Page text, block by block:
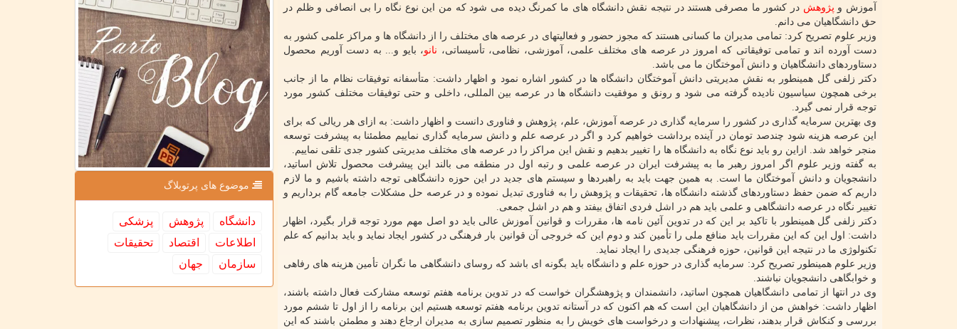
آموزش و پژوهش در کشور ما مصرفی هستند در نتیجه نقش دانشگاه های ما کمرنگ دیده می شود که من این نوع نگاه را بی انصافی و ظلم در
حق دانشگاهیان می دانم.
وزیر علوم تصریح کرد: تمامی مدیران ما کسانی هستند که مجوز حضور و فعالیتهای در عرصه های مختلف را از دانشگاه ها و مراکز علمی کشور به
دست آورده اند و تمامی توفیقاتی که امروز در عرصه های مختلف علمی، آموزشی، نظامی، تأسیساتی، نانو، بایو و... به دست آوریم محصول
دستاوردهای دانشگاهیان و دانش آموختگان ما می باشد.
دکتر زلفی گل همینطور به نقش مدیریتی دانش آموختگان دانشگاه ها در کشور اشاره نمود و اظهار داشت: متأسفانه توفیقات نظام ما از جانب
برخی همچون سیاسیون نادیده گرفته می شود و رونق و موفقیت دانشگاه ها در عرصه بین المللی، داخلی و حتی توفیقات مختلف کشور مورد
توجه قرار نمی گیرد.
وی بهترین سرمایه گذاری در کشور را سرمایه گذاری در عرصه آموزش، علم، پژوهش و فناوری دانست و اظهار داشت: به ازای هر ریالی که برای
این عرصه هزینه شود چندصد تومان در آینده برداشت خواهیم کرد و اگر در عرصه علم و دانش سرمایه گذاری نماییم مطمئنا به پیشرفت توسعه
منجر خواهد شد. ازاین رو باید نوع نگاه به دانشگاه ها را تغییر بدهیم و نقش این مراکز را در عرصه های مختلف مدیریتی کشور جدی تلقی نماییم.
به گفته وزیر علوم اگر امروز رهبر ما به پیشرفت ایران در عرصه علمی و رتبه اول در منطقه می بالند این پیشرفت محصول تلاش اساتید،
دانشجویان و دانش آموختگان ما است. به همین جهت باید به راهبردها و سیستم های جدید در این حوزه دانشگاهی توجه داشته باشیم و ما لازم
داریم که ضمن حفظ دستاوردهای گذشته دانشگاه ها، تحقیقات و پژوهش را به فناوری تبدیل نموده و در عرصه حل مشکلات جامعه گام برداریم و
تغییر نگاه در عرصه دانشگاهی و علمی باید هم در اشل فردی اتفاق بیفتد و هم در اشل جمعی.
دکتر زلفی گل همینطور با تاکید بر این که در تدوین آئین نامه ها، مقررات و قوانین آموزش عالی باید دو اصل مهم مورد توجه قرار بگیرد، اظهار
داشت: اول این که این مقررات باید منافع ملی را تأمین کند و دوم این که خروجی آن قوانین بار فرهنگی در کشور ایجاد نماید و باید بدانیم که علم
تکنولوژی ما در نتیجه این قوانین، حوزه فرهنگی جدیدی را ایجاد نماید.
وزیر علوم همینطور تصریح کرد: سرمایه گذاری در حوزه علم و دانشگاه باید بگونه ای باشد که روسای دانشگاهی ما نگران تأمین هزینه های رفاهی
و خوابگاهی دانشجویان نباشند.
وی در انتها از تمامی دانشگاهیان همچون اساتید، دانشمندان و پژوهشگران خواست که در تدوین برنامه هفتم توسعه مشارکت فعال داشته باشند،
اظهار داشت: خواهش من از دانشگاهیان این است که هم اکنون که در آستانه تدوین برنامه هفتم توسعه هستیم این برنامه را از اول تا ششم مورد
بررسی و کنکاش قرار بدهند، نظرات، پیشنهادات و درخواست های خویش را به منظور تصمیم سازی به مدیران ارجاع دهند و مطمئن باشند که این
موضوع های پرتوبلاگ
دانشگاه پژوهش
پزشكی
اطلاعات
اقتصاد
تحقیقات
سازمان
جهان